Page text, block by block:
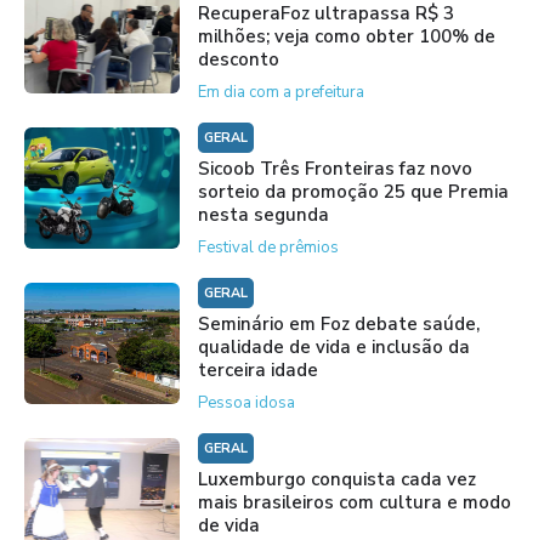
RecuperaFoz ultrapassa R$ 3
milhões; veja como obter 100% de
desconto
Em dia com a prefeitura
GERAL
Sicoob Três Fronteiras faz novo
sorteio da promoção 25 que Premia
nesta segunda
Festival de prêmios
GERAL
Seminário em Foz debate saúde,
qualidade de vida e inclusão da
terceira idade
Pessoa idosa
GERAL
Luxemburgo conquista cada vez
mais brasileiros com cultura e modo
de vida